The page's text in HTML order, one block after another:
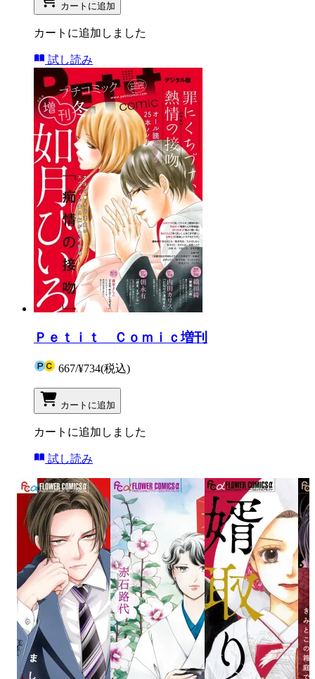
カートに追加
カートに追加しました
試し読み
Ｐｅｔｉｔ Ｃｏｍｉｃ増刊
667/¥734(税込)
カートに追加
カートに追加しました
試し読み